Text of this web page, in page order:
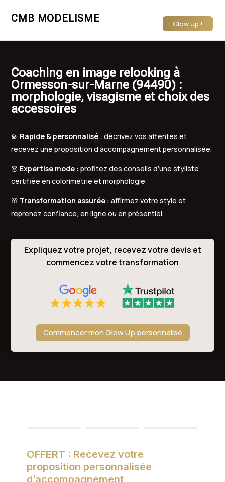
CMB MODELISME Glow Up !
Coaching en image relooking à
Ormesson-sur-Marne (94490) :
morphologie, visagisme et choix des
accessoires
💫 Rapide & personnalisé : décrivez vos attentes et
recevez une proposition d’accompagnement personnalisée.
👗 Expertise mode : profitez des conseils d’une styliste
certifiée en colorimétrie et morphologie
🌸 Transformation assurée : affirmez votre style et
reprenez confiance, en ligne ou en présentiel.
Expliquez votre projet, recevez votre devis et
commencez votre transformation
Commencer mon Glow Up personnalisé